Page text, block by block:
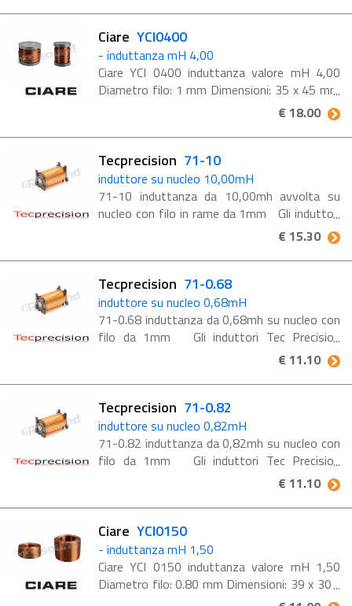
Ciare YCI0400
- induttanza mH 4,00
Ciare YCI 0400 induttanza valore mH 4,00
Diametro filo: 1 mm Dimensioni: 35 x 45 mm
€ 18.00
Tecprecision 71-10
induttore su nucleo 10,00mH
71-10 induttanza da 10,00mh avvolta su
nucleo con filo in rame da 1mm Gli induttori
Tec Precision vengono realizzati a mano
utilizzando rame di ottima qualità e con
diametri adeguatamente ...
€ 15.30
Tecprecision 71-0.68
induttore su nucleo 0,68mH
71-0.68 induttanza da 0,68mh su nucleo con
filo da 1mm Gli induttori Tec Precision
vengono realizzati a mano utilizzando rame di
ottima qualità e con diametri adeguatamente
dimensionati ...
€ 11.10
Tecprecision 71-0.82
induttore su nucleo 0,82mH
71-0.82 induttanza da 0,82mh su nucleo con
filo da 1mm Gli induttori Tec Precision
vengono realizzati a mano utilizzando rame di
ottima qualità e con diametri adeguatamente
dimensionati ...
€ 11.10
Ciare YCI0150
- induttanza mH 1,50
Ciare YCI 0150 induttanza valore mH 1,50
Diametro filo: 0.80 mm Dimensioni: 39 x 30 x